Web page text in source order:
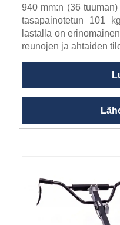
940 mm:n (36
tasapainotetun 101
lastalla on
reunojen ja ahtaiden